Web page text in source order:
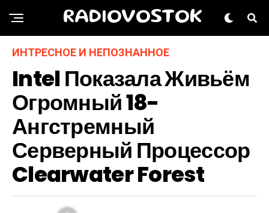
RADIOVOSTOK
ИНТРЕСНОЕ И НЕПОЗНАННОЕ
Intel Показала Живьём
Огромный 18-
Ангстремный
Серверный Процессор
Clearwater Forest